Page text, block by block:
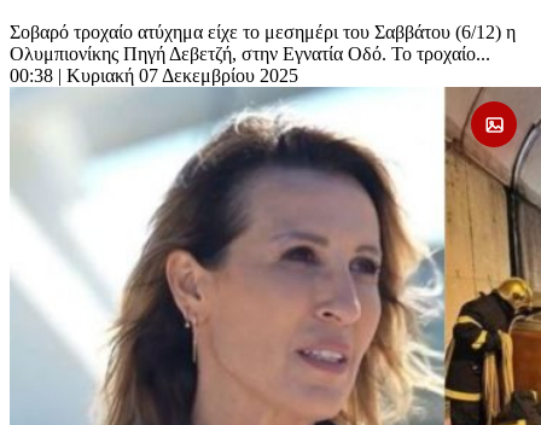
Σοβαρό τροχαίο ατύχημα είχε το μεσημέρι του Σαββάτου (6/12) η
Ολυμπιονίκης Πηγή Δεβετζή, στην Εγνατία Οδό. Το τροχαίο...
00:38 | Κυριακή 07 Δεκεμβρίου 2025